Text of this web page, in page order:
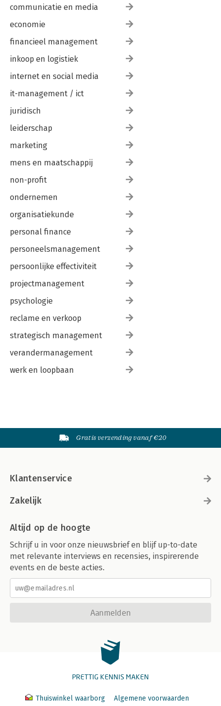
communicatie en media
economie
financieel management
inkoop en logistiek
internet en social media
it-management / ict
juridisch
leiderschap
marketing
mens en maatschappij
non-profit
ondernemen
organisatiekunde
personal finance
personeelsmanagement
persoonlijke effectiviteit
projectmanagement
psychologie
reclame en verkoop
strategisch management
verandermanagement
werk en loopbaan
Gratis verzending vanaf €20
Klantenservice
Zakelijk
Altijd op de hoogte
Schrijf u in voor onze nieuwsbrief en blijf up-to-date
met relevante interviews en recensies, inspirerende
events en de beste acties.
Aanmelden
PRETTIG KENNIS MAKEN
Thuiswinkel waarborg Algemene voorwaarden